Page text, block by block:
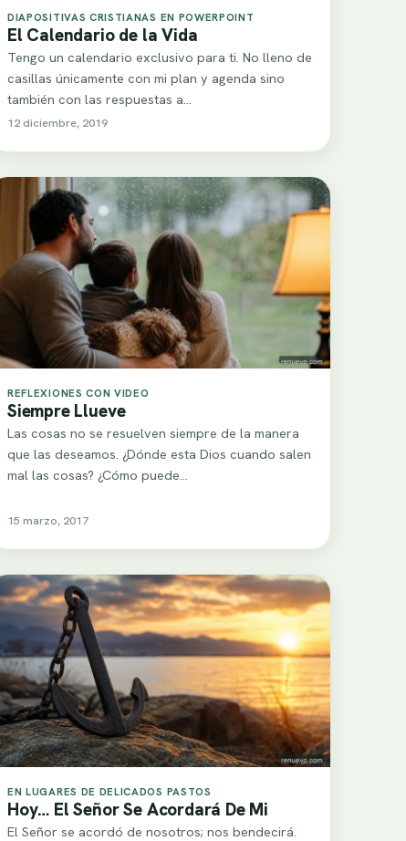
DIAPOSITIVAS CRISTIANAS EN POWERPOINT
El Calendario de la Vida
Tengo un calendario exclusivo para ti. No lleno de
casillas únicamente con mi plan y agenda sino
también con las respuestas a…
12 diciembre, 2019
REFLEXIONES CON VIDEO
Siempre Llueve
Las cosas no se resuelven siempre de la manera
que las deseamos. ¿Dónde esta Dios cuando salen
mal las cosas? ¿Cómo puede…
15 marzo, 2017
EN LUGARES DE DELICADOS PASTOS
Hoy… El Señor Se Acordará De Mi
El Señor se acordó de nosotros; nos bendecirá.